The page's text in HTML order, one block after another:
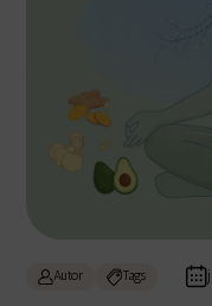
Autor Tags